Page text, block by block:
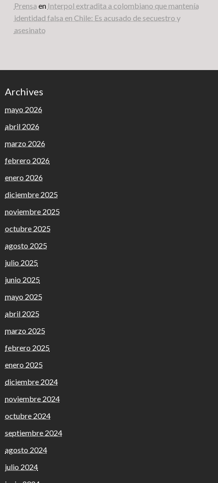
Prensa en Interpol extradita a colombiano que mantenía
identidad falsa en Chile: Es acusado de secuestro y
asesinato
Archives
mayo 2026
abril 2026
marzo 2026
febrero 2026
enero 2026
diciembre 2025
noviembre 2025
octubre 2025
agosto 2025
julio 2025
junio 2025
mayo 2025
abril 2025
marzo 2025
febrero 2025
enero 2025
diciembre 2024
noviembre 2024
octubre 2024
septiembre 2024
agosto 2024
julio 2024